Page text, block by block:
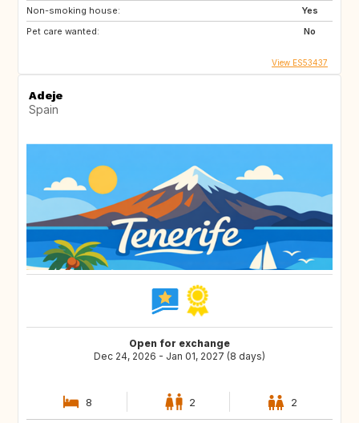
Non-smoking house:
Yes
Pet care wanted:
No
View ES53437
Adeje
Spain
Open for exchange
Dec 24, 2026 - Jan 01, 2027 (8 days)
8 2 2